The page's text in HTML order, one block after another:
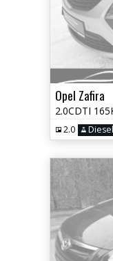
Opel Zafira
2.0 Diesel